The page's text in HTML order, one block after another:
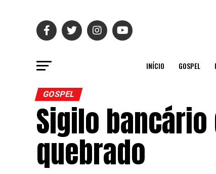
INÍCIO GOSPEL
GOSPEL
Sigilo bancário
quebrado